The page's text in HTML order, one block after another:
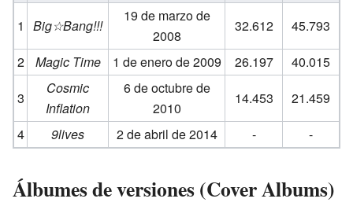
1 Big☆Bang!!!
19 de marzo de
2008
32.612
45.793
2
Magic Time 1 de enero de 2009 26.197
40.015
3
Cosmic
Inflation
6 de octubre de
2010
14.453
21.459
4
9lives 2 de abril de 2014 - -
Álbumes de versiones (Cover Albums)